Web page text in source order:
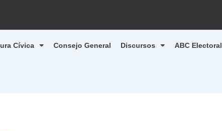
Cívica Consejo General Discursos ABC Electoral